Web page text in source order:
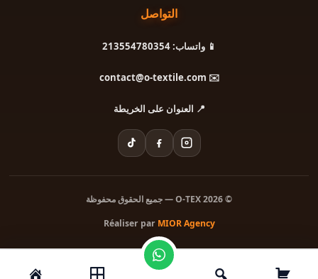
التواصل
📱 واتساب: 213554780354
✉️ contact@o-textile.com
📍 العنوان على الخريطة
© 2026 O-TEX — جميع الحقوق محفوظة
Réaliser par MIOR Agency